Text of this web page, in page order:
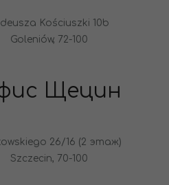
Kościuszki 10b
Goleniów, 72-100
Щецин
26/16 (2 этаж)
Szczecin, 70-100